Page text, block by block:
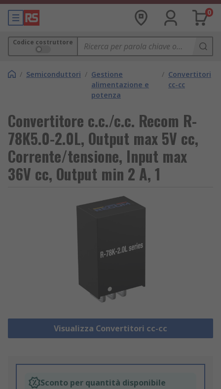
0
Codice costruttore
/ Semiconduttori / Gestione
alimentazione e
potenza
/ Convertitori
cc-cc
Convertitore c.c./c.c. Recom R-
78K5.0-2.0L, Output max 5V cc,
Corrente/tensione, Input max
36V cc, Output min 2 A, 1
Visualizza Convertitori cc-cc
Sconto per quantità disponibile